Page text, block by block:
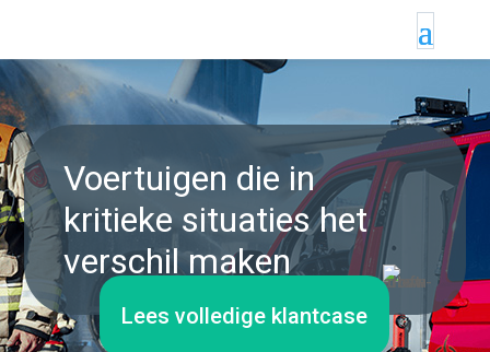
Voertuigen die in
kritieke situaties het
verschil maken
Lees volledige klantcase